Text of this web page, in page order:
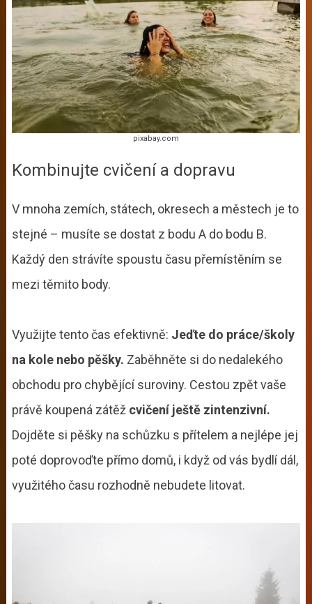
pixabay.com
Kombinujte cvičení a dopravu
V mnoha zemích, státech, okresech a městech je to
stejné – musíte se dostat z bodu A do bodu B.
Každý den strávíte spoustu času přemístěním se
mezi těmito body.
Využijte tento čas efektivně: Jeďte do práce/školy
na kole nebo pěšky. Zaběhněte si do nedalekého
obchodu pro chybějící suroviny. Cestou zpět vaše
právě koupená zátěž cvičení ještě zintenzivní.
Dojděte si pěšky na schůzku s přítelem a nejlépe jej
poté doprovoďte přímo domů, i když od vás bydlí dál,
využitého času rozhodně nebudete litovat.